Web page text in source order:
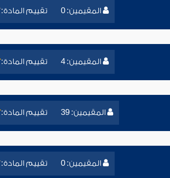
المقيمين: 0 تقييم المادة:
المقيمين: 4 تقييم المادة:
المقيمين: 39 تقييم المادة:
المقيمين: 0 تقييم المادة: